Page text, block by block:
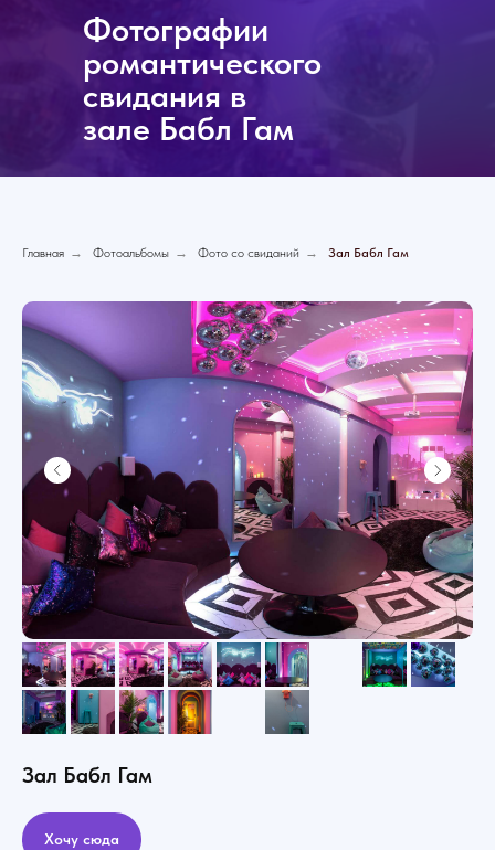
Фотографии
романтического
свидания в
зале Бабл Гам
Главная → Фотоальбомы → Фото со свиданий → Зал Бабл Гам
Зал Бабл Гам
Хочу сюда